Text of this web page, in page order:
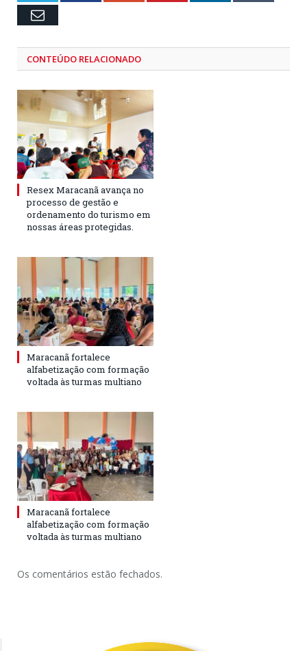
Email
CONTEÚDO RELACIONADO
Resex Maracanã avança no
processo de gestão e
ordenamento do turismo em
nossas áreas protegidas.
Maracanã fortalece
alfabetização com formação
voltada às turmas multiano
Maracanã fortalece
alfabetização com formação
voltada às turmas multiano
Os comentários estão fechados.